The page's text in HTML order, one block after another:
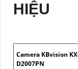
HIỆU
Camera KBvision
D2007PN